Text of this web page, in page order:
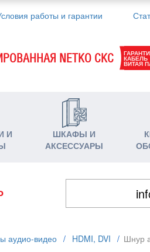
работы и гарантии
NETKO СКС КАБЕЛЬ
ВИТАЯ
И
ШКАФЫ И
АКСЕССУАРЫ
аудио-видео / HDMI, DVI / Шнур